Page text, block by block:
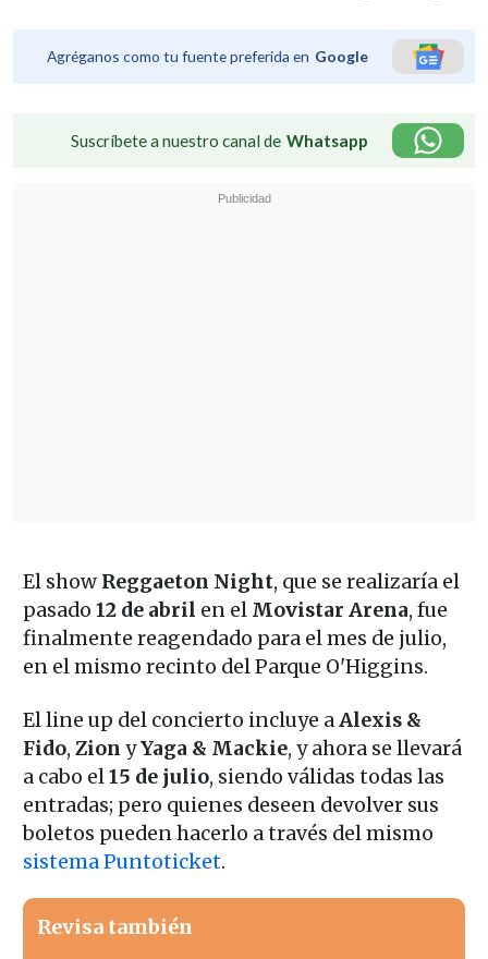
Agréganos como tu fuente preferida en Google
Suscríbete a nuestro canal de Whatsapp
El show Reggaeton Night, que se realizaría el
pasado 12 de abril en elMovistar Arena, fue
finalmente reagendado para el mes de julio,
en el mismo recinto del Parque O'Higgins.
El line up del concierto incluye aAlexis &
Fido, Zion yYaga & Mackie, y ahora se llevará
a cabo el15 de julio, siendo válidas todas las
entradas; pero quienes deseen devolver sus
boletos pueden hacerlo a través del mismo
sistema Puntoticket.
Revisa también